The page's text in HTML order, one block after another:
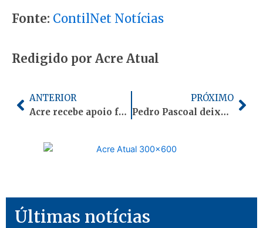
Fonte: ContilNet Notícias
Redigido por Acre Atual
Anterior
ANTERIOR
Acre recebe apoio federal para zerar desmatamento e modernizar a agricultura em 2026
PRÓXIMO
Pedro Pascoal deixa base de Gladson, filia-se ao PSDB e declara apoio a Bocalom
Últimas notícias